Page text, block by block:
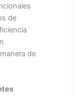
de
de